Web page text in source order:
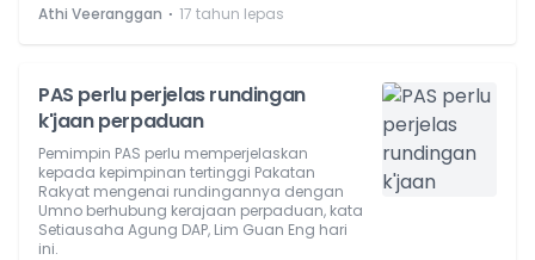
Athi Veeranggan ⋅ 17 tahun lepas
PAS perlu perjelas rundingan
k'jaan perpaduan
Pemimpin PAS perlu memperjelaskan
kepada kepimpinan tertinggi Pakatan
Rakyat mengenai rundingannya dengan
Umno berhubung kerajaan perpaduan, kata
Setiausaha Agung DAP, Lim Guan Eng hari
ini.